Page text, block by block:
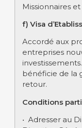
Missionnaires et
f) Visa
Accordé aux
entreprises
bénéficie de la
retour.
Conditions
• Adresser au